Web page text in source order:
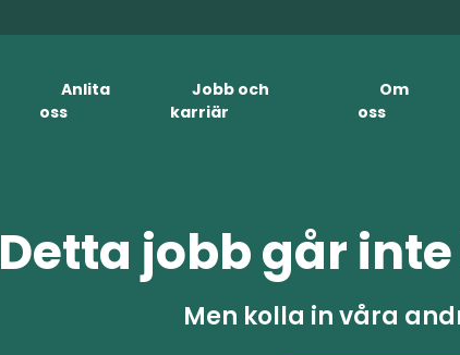
Anlita
oss
Jobb och
karriär
Om
oss
Detta jobb går
Men kolla in våra